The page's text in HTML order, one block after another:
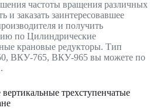
частоты вращения различных
заказать заинтересовавшее
и получить
по Цилиндрические
крановые редукторы. Тип
ВКУ-765, ВКУ-965 вы можете по
трехступенчатые